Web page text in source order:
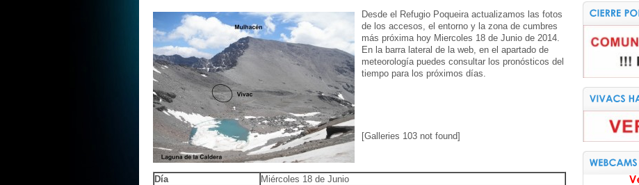
Desde el Refugio Poqueira actualizamos las fotos
de los accesos, el entorno y la zona de cumbres
más próxima hoy Miercoles 18 de Junio de 2014.
En la barra lateral de la web, en el apartado de
meteorología puedes consultar los pronósticos del
tiempo para los próximos días.
[Galleries 103 not found]
Día
Miércoles 18 de Junio